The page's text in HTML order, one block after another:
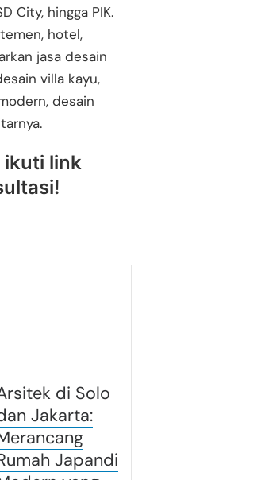
City, hingga PIK.
hotel,
jasa desain
villa kayu,
desain
ikuti link
di Solo
Jakarta:
Japandi